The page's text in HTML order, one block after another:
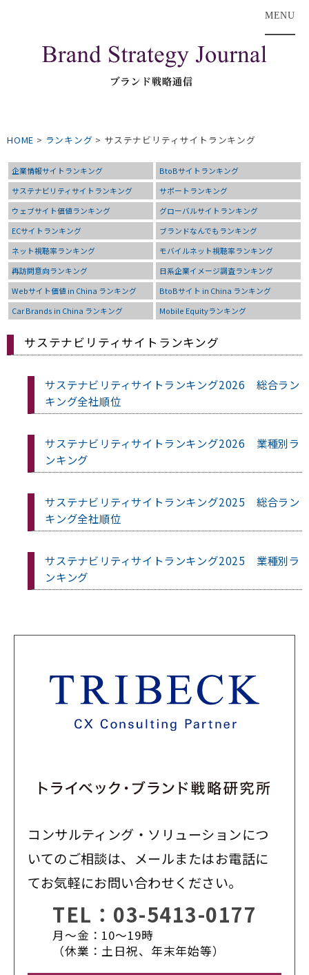
MENU
HOME > ランキング > サステナビリティサイトランキング
企業情報サイトランキング
BtoBサイトランキング
サステナビリティサイトランキング
サポートランキング
ウェブサイト価値ランキング
グローバルサイトランキング
ECサイトランキング
ブランドなんでもランキング
ネット視聴率ランキング
モバイルネット視聴率ランキング
再訪問意向ランキング
日系企業イメージ調査ランキング
Webサイト価値 in China ランキング
BtoBサイト in China ランキング
Car Brands in China ランキング
Mobile Equityランキング
サステナビリティサイトランキング
サステナビリティサイトランキング2026 総合ラン
キング全社順位
サステナビリティサイトランキング2026 業種別ラ
ンキング
サステナビリティサイトランキング2025 総合ラン
キング全社順位
サステナビリティサイトランキング2025 業種別ラ
ンキング
コンサルティング・ソリューションにつ
いてのご相談は、メールまたはお電話に
てお気軽にお問い合わせください。
TEL： 03-5413-0177
月〜金：10〜19時
（休業：土日祝、年末年始等）